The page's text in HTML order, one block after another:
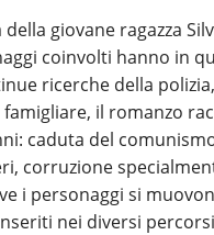
giovane ragazza
coinvolti hanno in
ricerche della
il romanzo
caduta del
corruzione
i personaggi si
nei diversi